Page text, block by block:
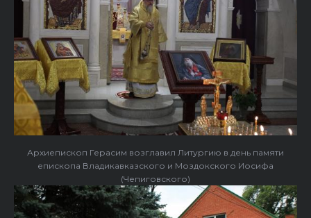
Архиепископ Герасим возглавил Литургию в день памяти
епископа Владикавказского и Моздокского Иосифа
(Чепиговского)